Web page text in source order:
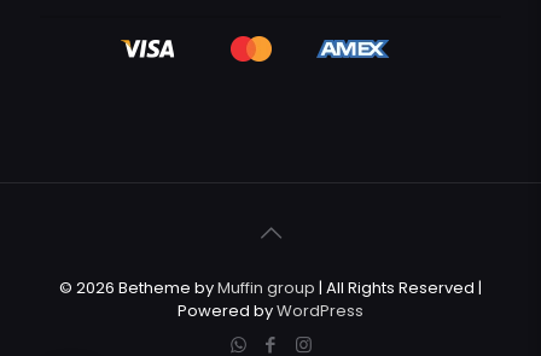
© 2026 Betheme byMuffin group | All Rights Reserved |
Powered byWordPress